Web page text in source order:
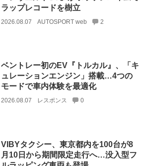
ラップレコードを樹立
2026.08.07 AUTOSPORT web 2
ベントレー初のEV『トルカル』、「キ
ュレーションエンジン」搭載…4つの
モードで車内体験を最適化
2026.08.07 レスポンス 0
VIBYタクシー、東京都内を100台が8
月10日から期間限定走行へ…没入型フ